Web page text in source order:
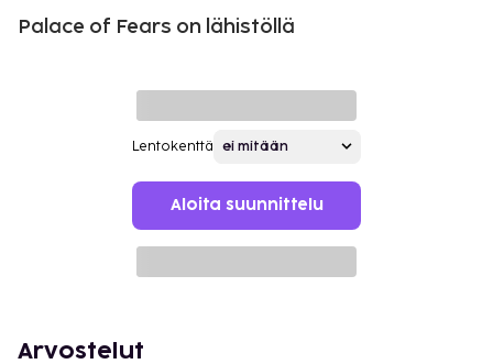
Palace of Fears on lähistöllä
Lentokenttä
Aloita suunnittelu
Arvostelut